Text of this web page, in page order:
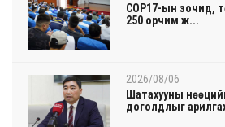
COP17-ын зочид,
250 орчим ж...
2026/08/06
Шатахууны нөөцийг
доголдлыг